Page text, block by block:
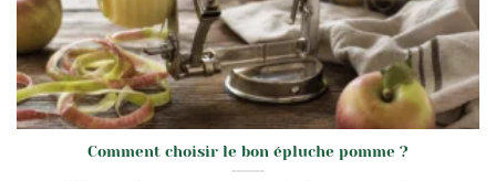
Comment choisir le bon épluche pomme ?